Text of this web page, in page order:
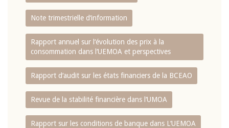
Note trimestrielle d‘information
Rapport annuel sur l‘évolution des prix à la
consommation dans l‘UEMOA et perspectives
Rapport d‘audit sur les états financiers de la BCEAO
Revue de la stabilité financière dans l‘UMOA
Rapport sur les conditions de banque dans L‘UEMOA